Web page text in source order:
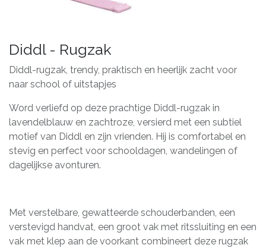
Diddl - Rugzak
Diddl-rugzak, trendy, praktisch en heerlijk zacht voor
naar school of uitstapjes
Word verliefd op deze prachtige Diddl-rugzak in
lavendelblauw en zachtroze, versierd met een subtiel
motief van Diddl en zijn vrienden. Hij is comfortabel en
stevig en perfect voor schooldagen, wandelingen of
dagelijkse avonturen.
Met verstelbare, gewatteerde schouderbanden, een
verstevigd handvat, een groot vak met ritssluiting en een
vak met klep aan de voorkant combineert deze rugzak